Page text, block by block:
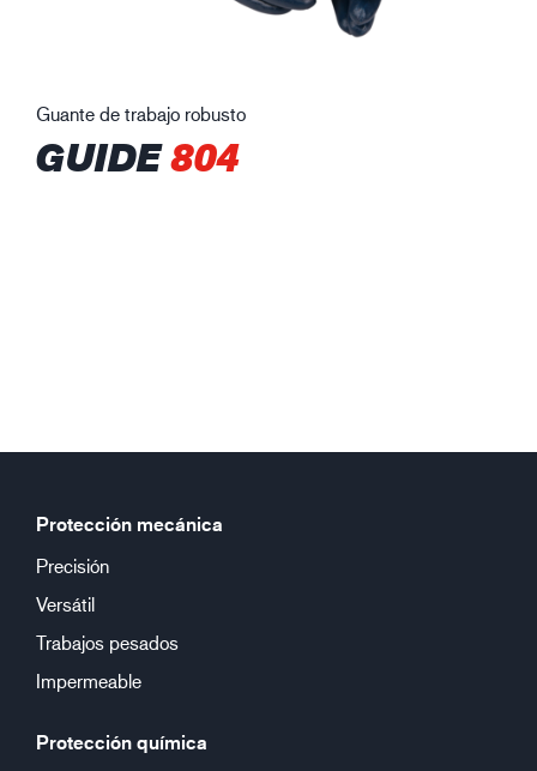
Guante de trabajo robusto
GUIDE804
Protección mecánica
Precisión
Versátil
Trabajos pesados
Impermeable
Protección química